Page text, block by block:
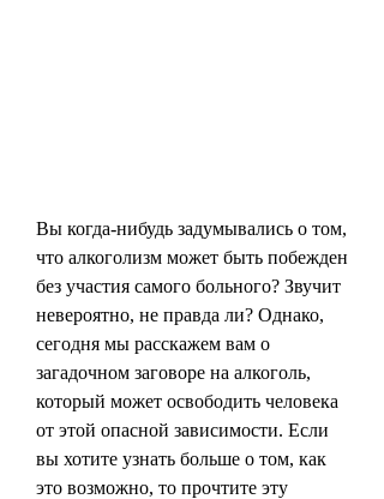
Вы когда-нибудь задумывались о том,
что алкоголизм может быть побежден
без участия самого больного? Звучит
невероятно, не правда ли? Однако,
сегодня мы расскажем вам о
загадочном заговоре на алкоголь,
который может освободить человека
от этой опасной зависимости. Если
вы хотите узнать больше о том, как
это возможно, то прочтите эту